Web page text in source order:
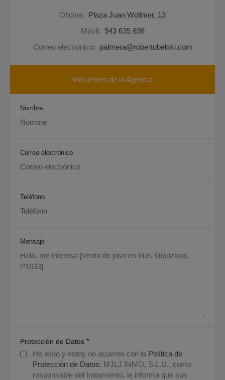
Oficina: Plaza Juan Wollmer, 13
Móvil: 943 635 898
Correo electrónico: palmera@robertobeloki.com
Inmuebles de la Agencia
Nombre
Correo electrónico
Teléfono
Mensaje
Protección de Datos *
He leído y estoy de acuerdo con la Política de
Protección de Datos: MJLJ INMO, S.L.U., como
responsable del tratamiento, le informa que sus